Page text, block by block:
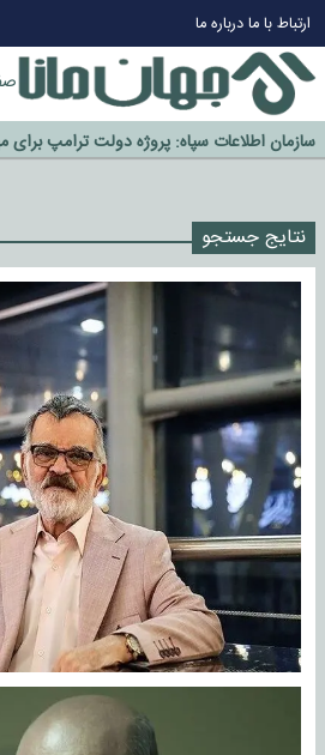
ارتباط با مادرباره ما
چرا طلا دوباره افزایشی شد؟
گزینه جدایی اوسمار روی میز مدیران پرسپولیس
آیا رئیس جمهور آمریکا قانون را دور می‌زند؟
اخراج رسمی چهره نامدار از پرسپولیس
سازمان اطلاعات سپاه: پروژه دولت ترامپ
نتایج جستجو